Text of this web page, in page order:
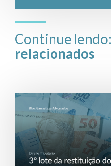
Continue lendo:
relacionados